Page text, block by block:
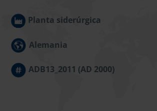
Planta siderúrgica
Alemania
ADB13_2011 (AD 2000)